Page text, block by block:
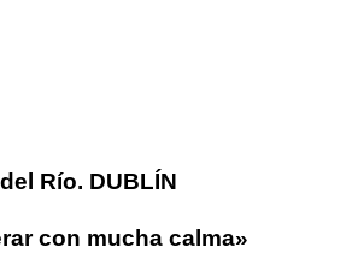
Río. DUBLÍN
con mucha calma»